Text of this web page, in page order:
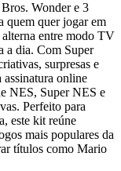
Wonder e 3
quem quer jogar em
entre modo TV
a dia. Com Super
surpresas e
assinatura online
NES, Super NES e
Perfeito para
este kit reúne
mais populares da
títulos como Mario